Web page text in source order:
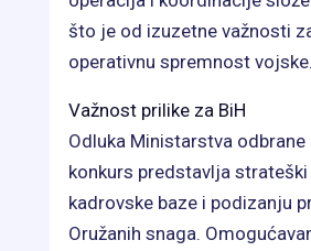
što je od izuzetne važnosti
operativnu spremnost vojske.
Važnost prilike za BiH
Odluka Ministarstva
konkurs predstavlja
kadrovske baze i podizanju
Oružanih snaga.